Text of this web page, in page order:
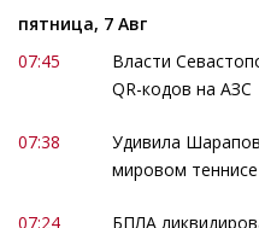
пятница, 7 Авг
07:45
Власти
QR-кодов на АЗС
07:38
Удивила
мировом
07:24 БПЛА